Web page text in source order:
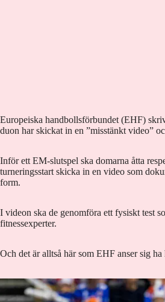
Europeiska handbollsförbundet (EHF)
duon har skickat in en ”misstänkt video”
Inför ett EM-slutspel ska domarna åtta
turneringsstart skicka in en video som
form.
I videon ska de genomföra ett fysiskt test
fitnessexperter.
Och det är alltså här som EHF anser sig